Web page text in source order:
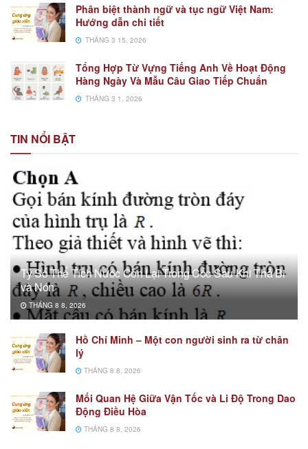
Phân biệt thành ngữ và tục ngữ Việt Nam:
Hướng dẫn chi tiết
THÁNG 3 15, 2026
Tổng Hợp Từ Vựng Tiếng Anh Về Hoạt Động
Hàng Ngày Và Mẫu Câu Giao Tiếp Chuẩn
THÁNG 3 1, 2026
TIN NỔI BẬT
Tỷ Số Thể Tích Nước Còn Lại Trong Cốc Sau Khi Thả Bi
và Nón
THÁNG 8 8, 2026
Hồ Chí Minh – Một con người sinh ra từ chân
lý
THÁNG 8 8, 2026
Mối Quan Hệ Giữa Vận Tốc và Li Độ Trong Dao
Động Điều Hòa
THÁNG 8 8, 2026